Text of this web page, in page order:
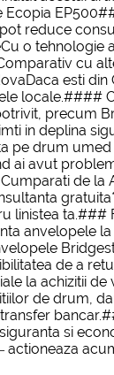
Ecopia
reduce
o tehnologie
cu
esti din
locale.####
precum
in deplina
pe drum
ai avut
de la
linistea
anvelopele
de a
la achizitii
de drum,
si
actioneaza